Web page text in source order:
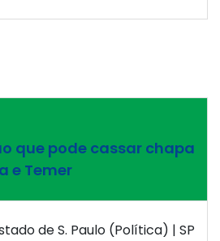
que pode cassar chapa
e Temer
de S. Paulo (Política) | SP